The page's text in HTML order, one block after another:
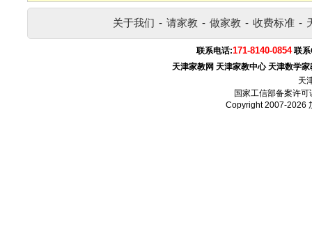
关于我们 - 请家教 - 做家教 - 收费标准 -
联系电话:171-8140-0854 联
天津家教网 天津家教中心 天津数学家
天
国家工信部备案许可
Copyright 2007-2026